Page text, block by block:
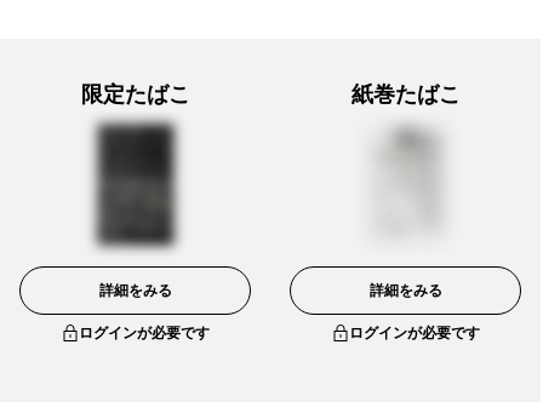
限定たばこ
詳細をみる
ログインが必要です
紙巻たばこ
詳細をみる
ログインが必要です